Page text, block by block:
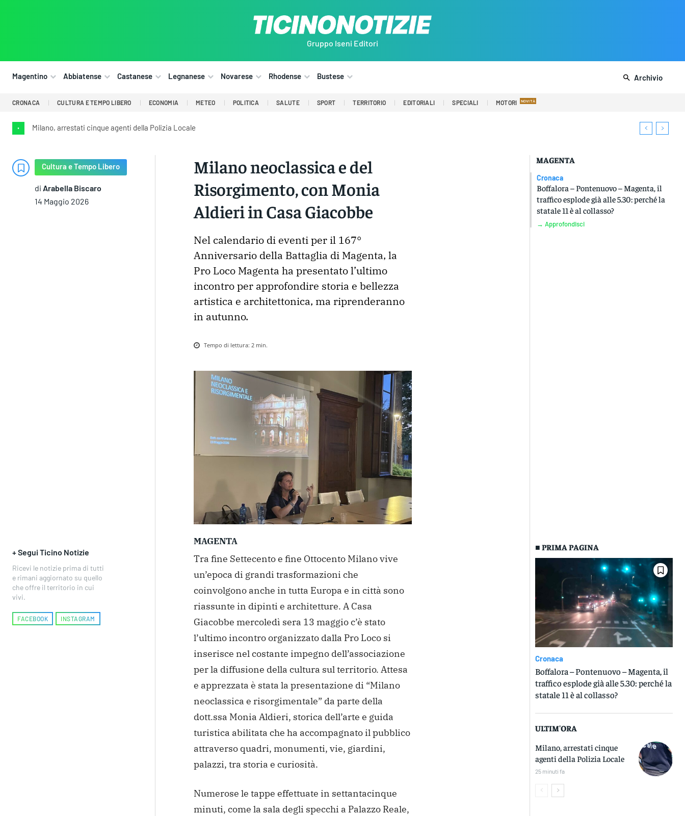
Gruppo Iseni Editori
Magentino Abbiatense Castanese Legnanese Novarese Rhodense Bustese Archivio
CRONACA CULTURA E TEMPO LIBERO ECONOMIA METEO POLITICA SALUTE SPORT TERRITORIO EDITORIALI SPECIALI MOTORI
• Milano, arrestati cinque agenti della Polizia Locale
Cultura e Tempo Libero
di Arabella Biscaro
14 Maggio 2026
Milano neoclassica e del
Risorgimento, con Monia
Aldieri in Casa Giacobbe
Nel calendario di eventi per il 167°
Anniversario della Battaglia di Magenta, la
Pro Loco Magenta ha presentato l’ultimo
incontro per approfondire storia e bellezza
artistica e architettonica, ma riprenderanno
in autunno.
Tempo di lettura: 2min.
MAGENTA
Cronaca
Boffalora – Pontenuovo – Magenta, il
traffico esplode già alle 5.30: perché la
statale 11 è al collasso?
→ Approfondisci
+ Segui Ticino Notizie
Ricevi le notizie prima di tutti
e rimani aggiornato su quello
che offre il territorio in cui
vivi.
FACEBOOK INSTAGRAM
MAGENTA
Tra fine Settecento e fine Ottocento Milano vive
un’epoca di grandi trasformazioni che
coinvolgono anche in tutta Europa e in città sono
riassunte in dipinti e architetture. A Casa
Giacobbe mercoledì sera 13 maggio c’è stato
l’ultimo incontro organizzato dalla Pro Loco si
inserisce nel costante impegno dell’associazione
per la diffusione della cultura sul territorio. Attesa
e apprezzata è stata la presentazione di “Milano
neoclassica e risorgimentale” da parte della
dott.ssa Monia Aldieri, storica dell’arte e guida
turistica abilitata che ha accompagnato il pubblico
attraverso quadri, monumenti, vie, giardini,
palazzi, tra storia e curiosità.
Numerose le tappe effettuate in settantacinque
minuti, come la sala degli specchi a Palazzo Reale,
■ PRIMA PAGINA
Cronaca
Boffalora – Pontenuovo – Magenta, il
traffico esplode già alle 5.30: perché la
statale 11 è al collasso?
ULTIM'ORA
Milano, arrestati cinque
agenti della Polizia Locale
25 minuti fa